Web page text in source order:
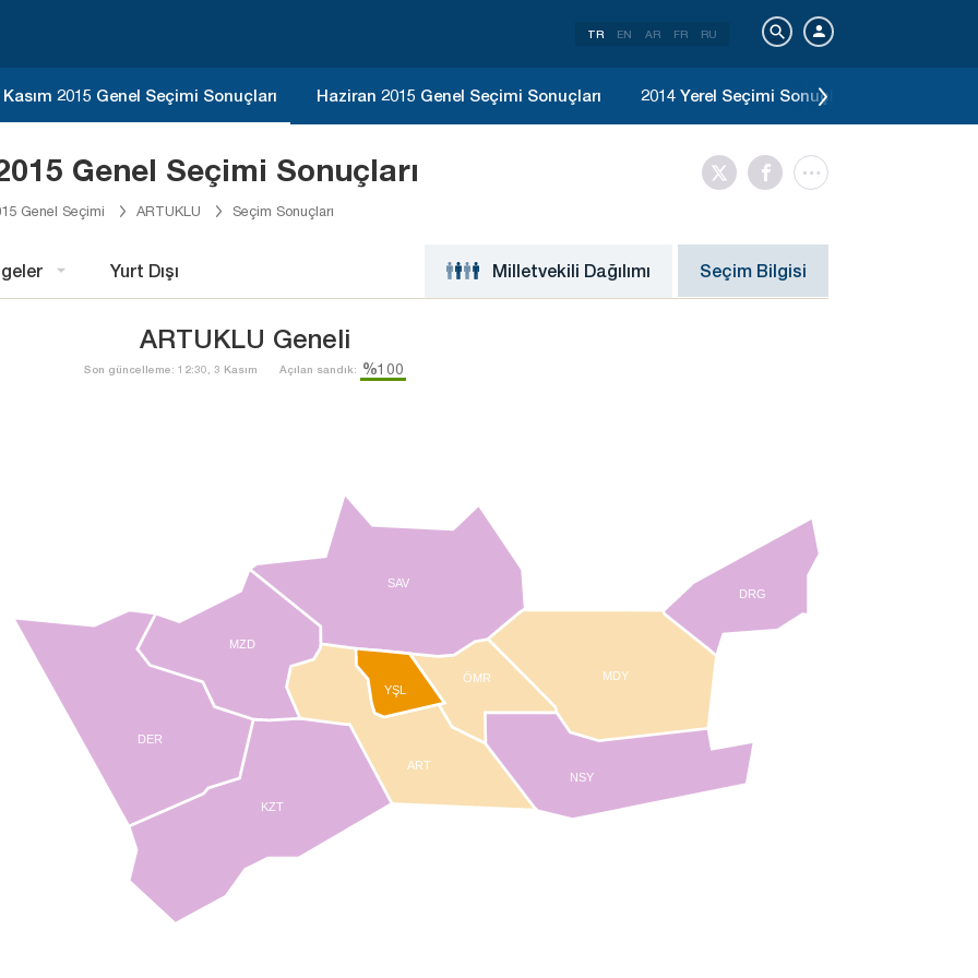
TR EN AR FR RU
Kasım 2015 Genel Seçimi Sonuçları Haziran 2015 Genel Seçimi Sonuçları 2014 Yerel Seçimi Sonuçları
Genel Seçimi Sonuçları
Genel Seçimi ARTUKLU Seçim Sonuçları
Yurt Dışı Milletvekili Dağılımı Seçim Bilgisi
ARTUKLU Geneli
Son güncelleme: 12:30, 3 Kasım Açılan sandık: %100
DER
KZT
MZD
MDY
NSY
ÖMR
SAV
DRG
ART
YŞL